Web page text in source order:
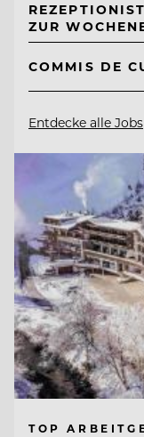
ZUR
COMMIS DE
Entdecke alle Jobs
TOP